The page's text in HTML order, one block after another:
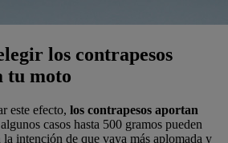
los contrapesos
tu moto
este efecto, los contrapesos aportan
casos hasta 500 gramos pueden
intención de que vaya más aplomada y